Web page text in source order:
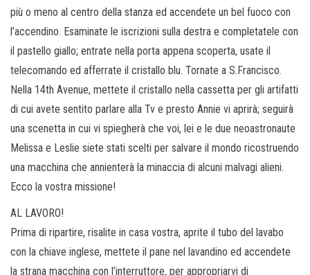
più o meno al centro della stanza ed accendete un bel fuoco con
l’accendino. Esaminate le iscrizioni sulla destra e completatele con
il pastello giallo; entrate nella porta appena scoperta, usate il
telecomando ed afferrate il cristallo blu. Tornate a S.Francisco.
Nella 14th Avenue, mettete il cristallo nella cassetta per gli artifatti
di cui avete sentito parlare alla Tv e presto Annie vi aprirà; seguirà
una scenetta in cui vi spiegherà che voi, lei e le due neoastronaute
Melissa e Leslie siete stati scelti per salvare il mondo ricostruendo
una macchina che annienterà la minaccia di alcuni malvagi alieni.
Ecco la vostra missione!
AL LAVORO!
Prima di ripartire, risalite in casa vostra, aprite il tubo del lavabo
con la chiave inglese, mettete il pane nel lavandino ed accendete
la strana macchina con l’interruttore, per appropriarvi di